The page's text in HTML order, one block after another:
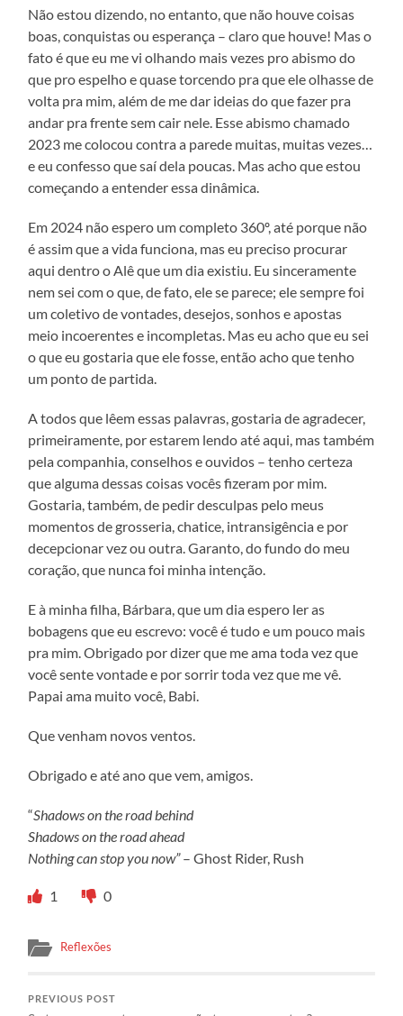
Não estou dizendo, no entanto, que não houve coisas
boas, conquistas ou esperança – claro que houve! Mas o
fato é que eu me vi olhando mais vezes pro abismo do
que pro espelho e quase torcendo pra que ele olhasse de
volta pra mim, além de me dar ideias do que fazer pra
andar pra frente sem cair nele. Esse abismo chamado
2023 me colocou contra a parede muitas, muitas vezes…
e eu confesso que saí dela poucas. Mas acho que estou
começando a entender essa dinâmica.
Em 2024 não espero um completo 360º, até porque não
é assim que a vida funciona, mas eu preciso procurar
aqui dentro o Alê que um dia existiu. Eu sinceramente
nem sei com o que, de fato, ele se parece; ele sempre foi
um coletivo de vontades, desejos, sonhos e apostas
meio incoerentes e incompletas. Mas eu acho que eu sei
o que eu gostaria que ele fosse, então acho que tenho
um ponto de partida.
A todos que lêem essas palavras, gostaria de agradecer,
primeiramente, por estarem lendo até aqui, mas também
pela companhia, conselhos e ouvidos – tenho certeza
que alguma dessas coisas vocês fizeram por mim.
Gostaria, também, de pedir desculpas pelo meus
momentos de grosseria, chatice, intransigência e por
decepcionar vez ou outra. Garanto, do fundo do meu
coração, que nunca foi minha intenção.
E à minha filha, Bárbara, que um dia espero ler as
bobagens que eu escrevo: você é tudo e um pouco mais
pra mim. Obrigado por dizer que me ama toda vez que
você sente vontade e por sorrir toda vez que me vê.
Papai ama muito você, Babi.
Que venham novos ventos.
Obrigado e até ano que vem, amigos.
“Shadows on the road behind
Shadows on the road ahead
Nothing can stop you now”– Ghost Rider, Rush
1 0
Reflexões
PREVIOUS POST